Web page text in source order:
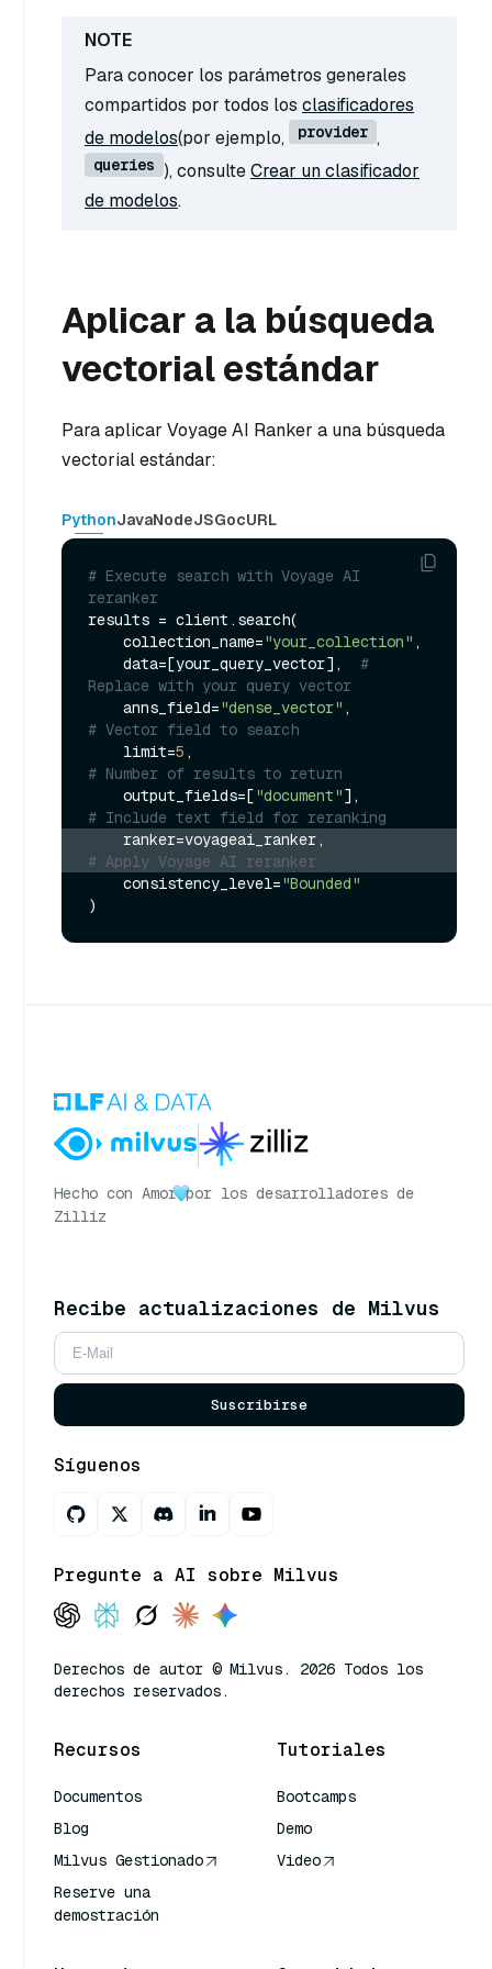
Para conocer los parámetros generales
compartidos por todos los clasificadores
de modelos(por ejemplo, provider ,
queries ), consulteCrear un clasificador
de modelos.
Aplicar a la búsqueda
vectorial estándar
Para aplicar Voyage AI Ranker a una búsqueda
vectorial estándar:
PythonJavaNodeJSGocURL
# Execute search with Voyage AI
reranker
results = client.search(
    collection_name=
"your_collection" ,
    data=[your_query_vector],
#
Replace with your query vector
    anns_field=
"dense_vector"
# Vector field to search
    limit=
5
# Number of results to return
    output_fields=[
"document"
# Include text field for reranking
# Apply Voyage AI reranker
    consistency_level=
"Bounded"
Hecho con Amor por los desarrolladores de
Zilliz
Recibe actualizaciones de Milvus
Suscribirse
Síguenos
Pregunte a AI sobre Milvus
Derechos de autor © Milvus. 2026 Todos los
derechos reservados.
Recursos
Documentos
Blog
Milvus Gestionado
Reserve una
demostración
Tutoriales
Bootcamps
Demo
Video